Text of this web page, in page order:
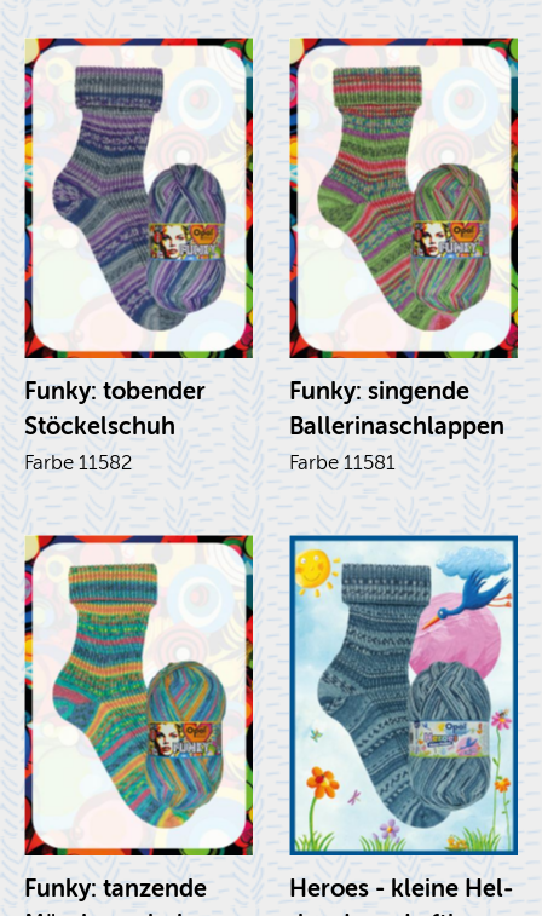
Funky: to­ben­der
Stö­ckel­schuh
Farbe 11582
Funky: sin­gen­de
Bal­le­ri­nasch­lap­pen
Farbe 11581
Funky: tan­zen­de
He­roes - klei­ne Hel­